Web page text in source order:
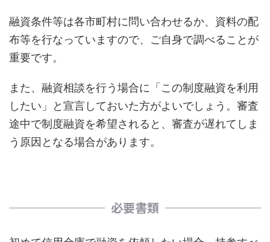
融資条件等は各市町村に問い合わせるか、資料の配
布等を行なっていますので、ご自身で調べることが
重要です。
また、融資相談を行う場合に「この制度融資を利用
したい」と宣言しておいた方がよいでしょう。審査
途中で制度融資を希望されると、審査が遅れてしま
う原因となる場合があります。
必要書類